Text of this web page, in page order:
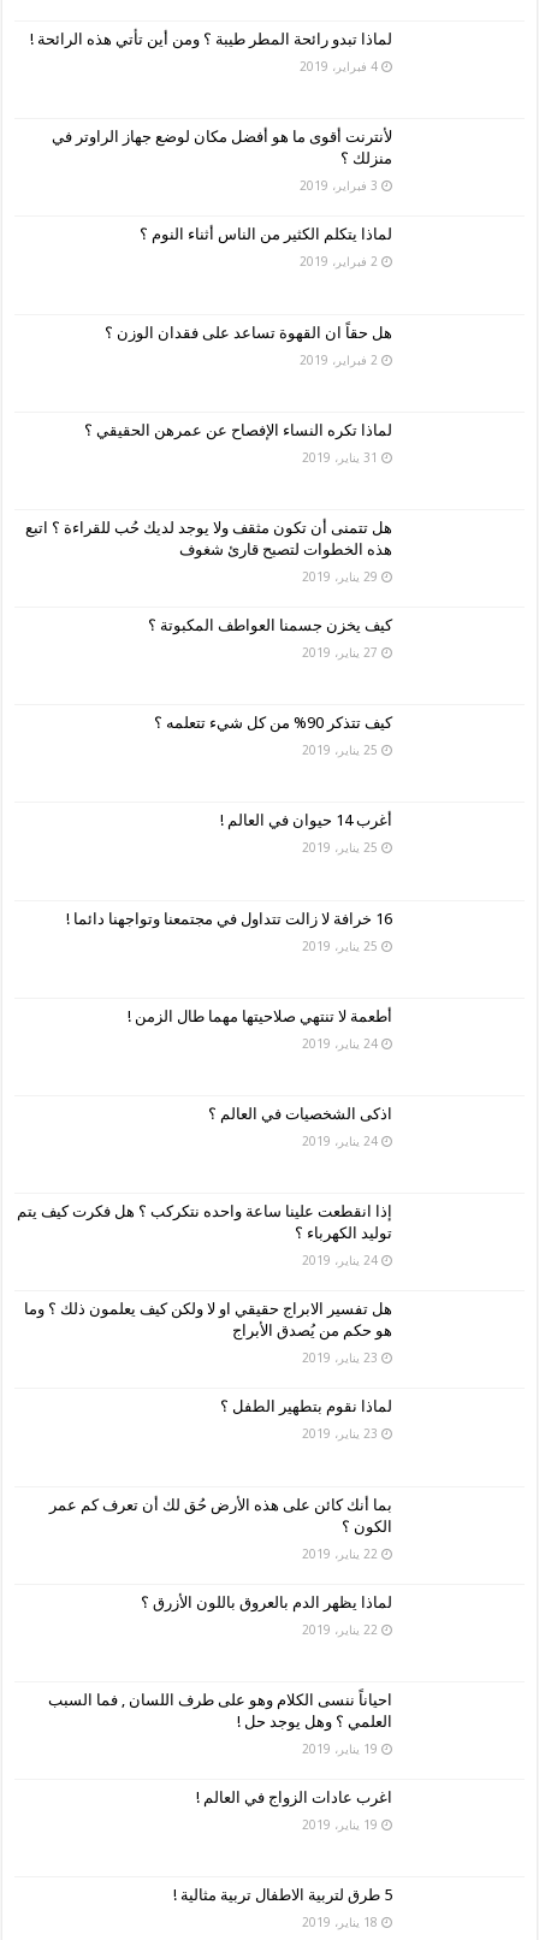
لماذا تبدو رائحة المطر طيبة ؟ ومن أين تأتي هذه الرائحة !
4 فبراير، 2019
لأنترنت أقوى ما هو أفضل مكان لوضع جهاز الراوتر في
منزلك ؟
3 فبراير، 2019
لماذا يتكلم الكثير من الناس أثناء النوم ؟
2 فبراير، 2019
هل حقاً ان القهوة تساعد على فقدان الوزن ؟
2 فبراير، 2019
لماذا تكره النساء الإفصاح عن عمرهن الحقيقي ؟
31 يناير، 2019
هل تتمنى أن تكون مثقف ولا يوجد لديك حُب للقراءة ؟ اتبع
هذه الخطوات لتصبح قارئ شغوف
29 يناير، 2019
كيف يخزن جسمنا العواطف المكبوتة ؟
27 يناير، 2019
كيف تتذكر 90% من كل شيء تتعلمه ؟
25 يناير، 2019
أغرب 14 حيوان في العالم !
25 يناير، 2019
16 خرافة لا زالت تتداول في مجتمعنا وتواجهنا دائما !
25 يناير، 2019
أطعمة لا تنتهي صلاحيتها مهما طال الزمن !
24 يناير، 2019
اذكى الشخصيات في العالم ؟
24 يناير، 2019
إذا انقطعت علينا ساعة واحده نتكركب ؟ هل فكرت كيف يتم
توليد الكهرباء ؟
24 يناير، 2019
هل تفسير الابراج حقيقي او لا ولكن كيف يعلمون ذلك ؟ وما
هو حكم من يُصدق الأبراج
23 يناير، 2019
لماذا نقوم بتطهير الطفل ؟
23 يناير، 2019
بما أنك كائن على هذه الأرض حُق لك أن تعرف كم عمر
الكون ؟
22 يناير، 2019
لماذا يظهر الدم بالعروق باللون الأزرق ؟
22 يناير، 2019
احياناً ننسى الكلام وهو على طرف اللسان , فما السبب
العلمي ؟ وهل يوجد حل !
19 يناير، 2019
اغرب عادات الزواج في العالم !
19 يناير، 2019
5 طرق لتربية الاطفال تربية مثالية !
18 يناير، 2019